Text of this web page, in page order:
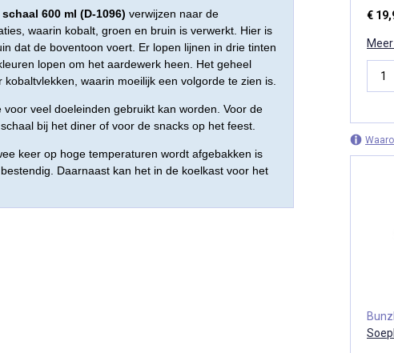
600 ml (D-1096) verwijzen naar de
waarin kobalt, groen en bruin is verwerkt. Hier is
dat de boventoon voert. Er lopen lijnen in drie tinten
lopen om het aardewerk heen. Het geheel
waarin moeilijk een volgorde te zien is.
voor veel doeleinden gebruikt kan worden. Voor de
bij het diner of voor de snacks op het feest.
keer op hoge temperaturen wordt afgebakken is
Daarnaast kan het in de koelkast voor het
€